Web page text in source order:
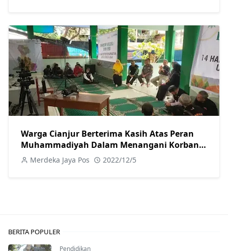
Warga Cianjur Berterima Kasih Atas Peran
Muhammadiyah Dalam Menangani Korban
Gempa
Merdeka Jaya Pos 2022/12/5
BERITA POPULER
Pendidikan